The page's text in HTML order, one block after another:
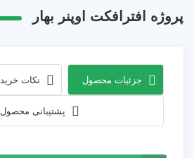
پروژه افترافکت اوپنر بهار
جزئیات محصول نکات خرید
پشتیبانی محصول